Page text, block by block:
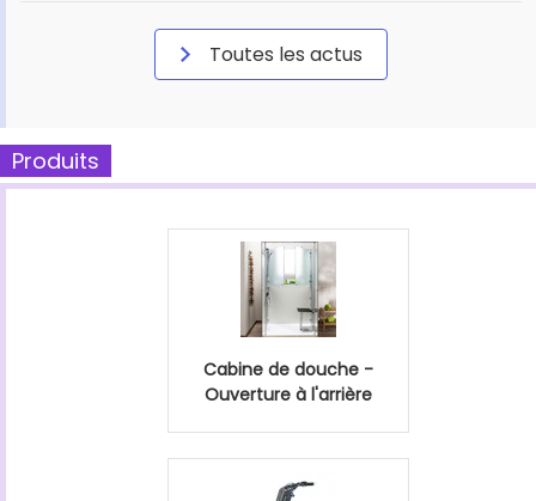
Toutes les actus
Produits
Cabine de douche -
Ouverture à l'arrière